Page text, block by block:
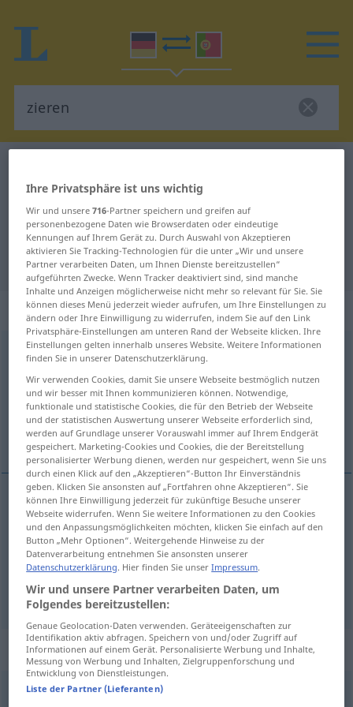
Deutsch-Portugiesisch
Übersetzung für "zieren"
"zieren" Portugiesisch Übersetzung
„zieren“: transitives Verb
zierenv/t
Übersicht aller Übersetzungen
(Für mehr Details die Übersetzung anklicken/antippen)
ornar, enfeitar, decorar, honrar
ornar,enfeitar zieren
decorar zieren
honrar zieren FIG
„zieren“: reflexives Verb
zierenv/r
Ihre Privatsphäre ist uns wichtig
Wir und unsere716-Partner speichern und greifen auf
personenbezogene Daten wie Browserdaten oder eindeutige
Kennungen auf Ihrem Gerät zu. Durch Auswahl von Akzeptieren
aktivieren Sie Tracking-Technologien für die unter „Wir und unsere
Partner verarbeiten Daten, um Ihnen Dienste bereitzustellen“
aufgeführten Zwecke. Wenn Tracker deaktiviert sind, sind manche
Inhalte und Anzeigen möglicherweise nicht mehr so relevant für Sie. Sie
können dieses Menü jederzeit wieder aufrufen, um Ihre Einstellungen zu
ändern oder Ihre Einwilligung zu widerrufen, indem Sie auf den Link
Privatsphäre-Einstellungen am unteren Rand der Webseite klicken. Ihre
Einstellungen gelten innerhalb unseres Website. Weitere Informationen
finden Sie in unserer Datenschutzerklärung.
Wir verwenden Cookies, damit Sie unsere Webseite bestmöglich nutzen
und wir besser mit Ihnen kommunizieren können. Notwendige,
funktionale und statistische Cookies, die für den Betrieb der Webseite
und der statistischen Auswertung unserer Webseite erforderlich sind,
werden auf Grundlage unserer Vorauswahl immer auf Ihrem Endgerät
gespeichert. Marketing-Cookies und Cookies, die der Bereitstellung
personalisierter Werbung dienen, werden nur gespeichert, wenn Sie uns
durch einen Klick auf den „Akzeptieren“-Button Ihr Einverständnis
geben. Klicken Sie ansonsten auf „Fortfahren ohne Akzeptieren“. Sie
können Ihre Einwilligung jederzeit für zukünftige Besuche unserer
Webseite widerrufen. Wenn Sie weitere Informationen zu den Cookies
und den Anpassungsmöglichkeiten möchten, klicken Sie einfach auf den
Button „Mehr Optionen“. Weitergehende Hinweise zu der
Datenverarbeitung entnehmen Sie ansonsten unserer
Datenschutzerklärung. Hier finden Sie unserImpressum.
Wir und unsere Partner verarbeiten Daten, um
Folgendes bereitzustellen:
Genaue Geolocation-Daten verwenden. Geräteeigenschaften zur
Identifikation aktiv abfragen. Speichern von und/oder Zugriff auf
Informationen auf einem Gerät. Personalisierte Werbung und Inhalte,
Messung von Werbung und Inhalten, Zielgruppenforschung und
Entwicklung von Dienstleistungen.
Liste der Partner (Lieferanten)